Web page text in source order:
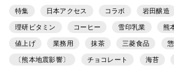
特集 日本アクセス コラボ 岩田醸造
理研ビタミン コーヒー 雪印乳業 熊
値上げ 業務用 抹茶 三菱食品
〔熊本地震影響〕 チョコレート 海苔